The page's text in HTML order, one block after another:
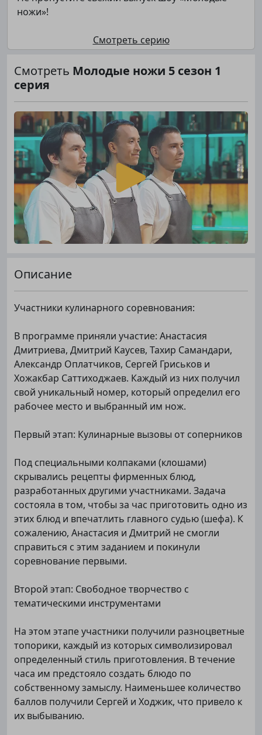
ножи»!
Смотреть серию
Смотреть Молодые ножи 5 сезон 1
серия
Описание
Участники кулинарного соревнования:
В программе приняли участие: Анастасия
Дмитриева, Дмитрий Каусев, Тахир Самандари,
Александр Оплатчиков, Сергей Гриськов и
Хожакбар Саттиходжаев. Каждый из них получил
свой уникальный номер, который определил его
рабочее место и выбранный им нож.
Первый этап: Кулинарные вызовы от соперников
Под специальными колпаками (клошами)
скрывались рецепты фирменных блюд,
разработанных другими участниками. Задача
состояла в том, чтобы за час приготовить одно из
этих блюд и впечатлить главного судью (шефа). К
сожалению, Анастасия и Дмитрий не смогли
справиться с этим заданием и покинули
соревнование первыми.
Второй этап: Свободное творчество с
тематическими инструментами
На этом этапе участники получили разноцветные
топорики, каждый из которых символизировал
определенный стиль приготовления. В течение
часа им предстояло создать блюдо по
собственному замыслу. Наименьшее количество
баллов получили Сергей и Ходжик, что привело к
их выбыванию.